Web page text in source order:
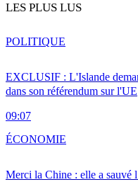
LES PLUS LUS
EXCLUSIF : L'Islande
dans son référendum sur l'UE
09:07
POLITIQUE
Merci la Chine : elle a sauvé
ÉCONOMIE